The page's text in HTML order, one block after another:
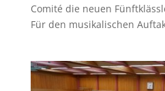
Comité die neuen
Für den musikalischen